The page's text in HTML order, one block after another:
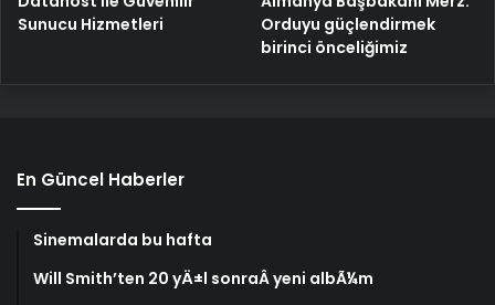
Sunucu Hizmetleri
Orduyu güçlendirmek
birinci önceliğimiz
En Güncel Haberler
Sinemalarda bu hafta
Will Smith’ten 20 yÄ±l sonraÂ yeni albÃ¼m